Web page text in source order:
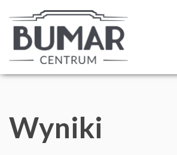
Wyniki